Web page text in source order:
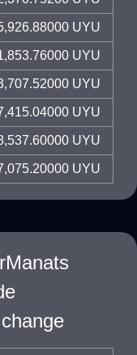
UYU
UYU
UYU
UYU
UYU
UYU